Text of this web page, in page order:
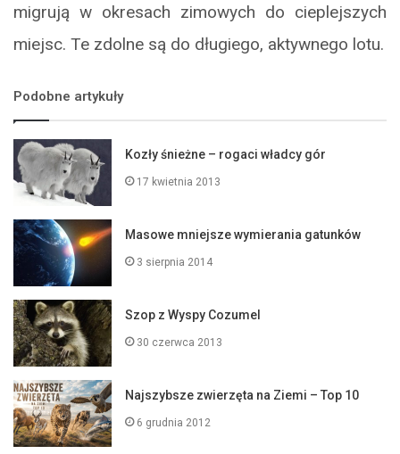
migrują w okresach zimowych do cieplejszych
miejsc. Te zdolne są do długiego, aktywnego lotu.
Podobne artykuły
Kozły śnieżne – rogaci władcy gór
17 kwietnia 2013
Masowe mniejsze wymierania gatunków
3 sierpnia 2014
Szop z Wyspy Cozumel
30 czerwca 2013
Najszybsze zwierzęta na Ziemi – Top 10
6 grudnia 2012